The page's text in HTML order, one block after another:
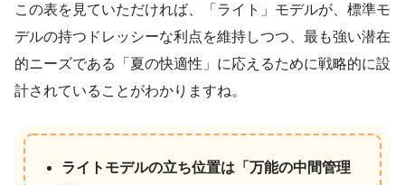
この表を見ていただければ、「ライト」モデルが、標準モ
デルの持つドレッシーな利点を維持しつつ、最も強い潜在
的ニーズである「夏の快適性」に応えるために戦略的に設
計されていることがわかりますね。
ライトモデルの立ち位置は「万能の中間管理